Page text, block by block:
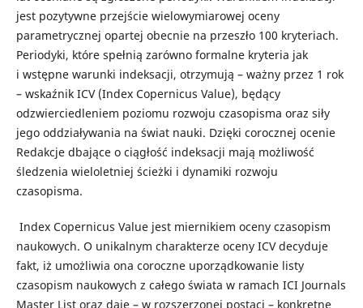
jest pozytywne przejście wielowymiarowej oceny
parametrycznej opartej obecnie na przeszło 100 kryteriach.
Periodyki, które spełnią zarówno formalne kryteria jak
i wstępne warunki indeksacji, otrzymują – ważny przez 1 rok
– wskaźnik ICV (Index Copernicus Value), będący
odzwierciedleniem poziomu rozwoju czasopisma oraz siły
jego oddziaływania na świat nauki. Dzięki corocznej ocenie
Redakcje dbające o ciągłość indeksacji mają możliwość
śledzenia wieloletniej ścieżki i dynamiki rozwoju
czasopisma.
Index Copernicus Value jest miernikiem oceny czasopism
naukowych. O unikalnym charakterze oceny ICV decyduje
fakt, iż umożliwia ona coroczne uporządkowanie listy
czasopism naukowych z całego świata w ramach ICI Journals
Master List oraz daje – w rozszerzonej postaci – konkretne